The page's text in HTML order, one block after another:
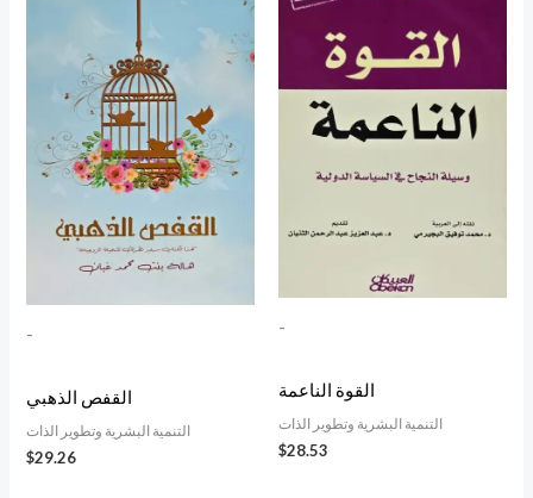
-
القفص الذهبي
التنمية البشرية وتطوير الذات
$29.26
-
القوة الناعمة
التنمية البشرية وتطوير الذات
$28.53